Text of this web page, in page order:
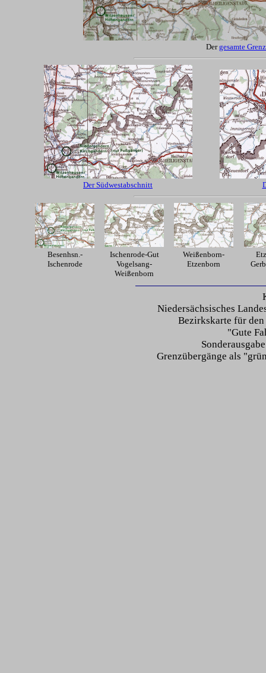
Dergesamte
Der Südwestabschnitt
Besenhsn.-
Ischenrode
Ischenrode-Gut
Vogelsang-
Weißenborn
Weißenborn-
Etzenborn
Niedersächsisches
Bezirkskarte für
"Gute
Grenzübergänge als